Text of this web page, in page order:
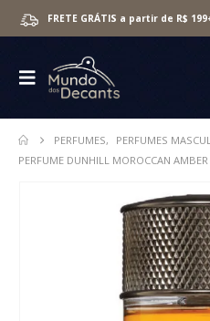
FRETE GRÁTIS a partir de R$
PERFUMES,
PERFUMES
PERFUME DUNHILL MOROCCAN